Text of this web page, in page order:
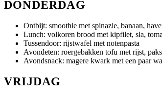
DONDERDAG
Ontbijt: smoothie met spinazie, banaan,
Lunch: volkoren brood met kipfilet, sla,
Tussendoor: rijstwafel met notenpasta
Avondeten: roergebakken tofu met rijst,
Avondsnack: magere kwark met een paar
VRIJDAG